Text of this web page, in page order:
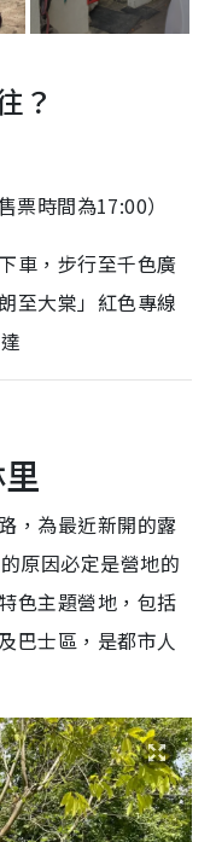
？
時間為17:00）
車，步行至千色廣
至大棠」紅色專線
，為最近新開的露
原因必定是營地的
色主題營地，包括
巴士區，是都市人